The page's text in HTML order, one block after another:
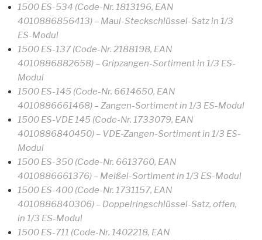
1500 ES-534 (Code-Nr. 1813196, EAN
4010886856413) – Maul-Steckschlüssel-Satz in 1/3
ES-Modul
1500 ES-137 (Code-Nr. 2188198, EAN
4010886882658) – Gripzangen-Sortiment in 1/3 ES-
Modul
1500 ES-145 (Code-Nr. 6614650, EAN
4010886661468) – Zangen-Sortiment in 1/3 ES-Modul
1500 ES-VDE 145 (Code-Nr. 1733079, EAN
4010886840450) – VDE-Zangen-Sortiment in 1/3 ES-
Modul
1500 ES-350 (Code-Nr. 6613760, EAN
4010886661376) – Meißel-Sortiment in 1/3 ES-Modul
1500 ES-400 (Code-Nr. 1731157, EAN
4010886840306) – Doppelringschlüssel-Satz, offen,
in 1/3 ES-Modul
1500 ES-711 (Code-Nr. 1402218, EAN